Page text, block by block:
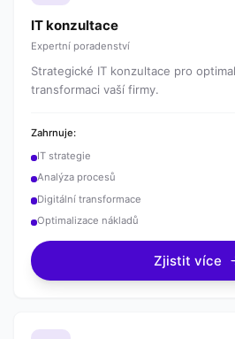
IT konzultace
Expertní poradenství
Strategické IT konzultace pro
transformaci vaší firmy.
Zahrnuje:
IT strategie
Analýza procesů
Digitální transformace
Optimalizace nákladů
Zjistit více